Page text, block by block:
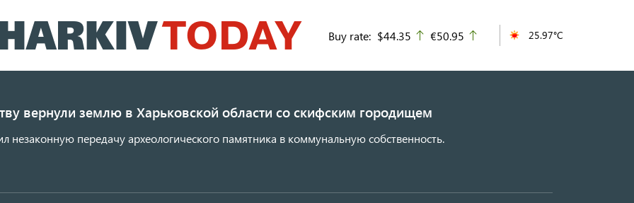
к
основному
Buy rate: $44.35 up
€50.95 25.97°C
вернули землю в Харьковской области со скифским городищем
незаконную передачу археологического памятника в коммунальную собственность.